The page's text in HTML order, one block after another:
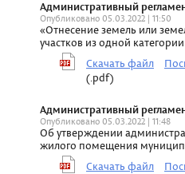
Административный
Опубликовано 05.03.2022 | 11:50
«Отнесение земель или
участков из одной
Скачать файл
(.pdf)
Административный
Опубликовано 05.03.2022 | 11:48
Об утверждении
жилого помещения
Скачать файл